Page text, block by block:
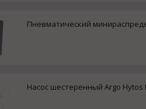
Пневматический
Насос шестеренный Argo Hytos